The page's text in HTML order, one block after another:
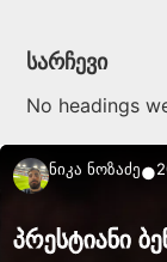
სარჩევი
No headings
Ნიკა Ნოზაძე●
პრესტიანი